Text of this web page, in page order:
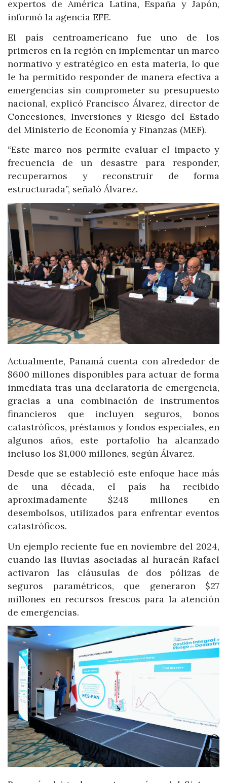
expertos de América Latina, España y Japón,
informó la agencia EFE.
El país centroamericano fue uno de los
primeros en la región en implementar un marco
normativo y estratégico en esta materia, lo que
le ha permitido responder de manera efectiva a
emergencias sin comprometer su presupuesto
nacional, explicó Francisco Álvarez, director de
Concesiones, Inversiones y Riesgo del Estado
del Ministerio de Economía y Finanzas (MEF).
“Este marco nos permite evaluar el impacto y
frecuencia de un desastre para responder,
recuperarnos y reconstruir de forma
estructurada”, señaló Álvarez.
Actualmente, Panamá cuenta con alrededor de
$600 millones disponibles para actuar de forma
inmediata tras una declaratoria de emergencia,
gracias a una combinación de instrumentos
financieros que incluyen seguros, bonos
catastróficos, préstamos y fondos especiales, en
algunos años, este portafolio ha alcanzado
incluso los $1,000 millones, según Álvarez.
Desde que se estableció este enfoque hace más
de una década, el país ha recibido
aproximadamente $248 millones en
desembolsos, utilizados para enfrentar eventos
catastróficos.
Un ejemplo reciente fue en noviembre del 2024,
cuando las lluvias asociadas al huracán Rafael
activaron las cláusulas de dos pólizas de
seguros paramétricos, que generaron $27
millones en recursos frescos para la atención
de emergencias.